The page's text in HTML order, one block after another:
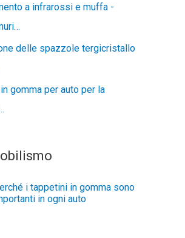
a infrarossi e muffa -
delle spazzole tergicristallo
gomma per auto per la
i tappetini in gomma sono
in ogni auto